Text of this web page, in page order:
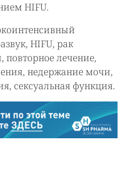
HIFU.
HIFU, рак
повторное лечение,
недержание мочи,
сексуальная функция.